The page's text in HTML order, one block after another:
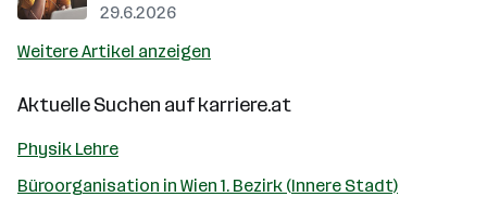
29.6.2026
Weitere Artikel anzeigen
Aktuelle Suchen aufkarriere.at
Physik Lehre
Büroorganisation in Wien 1. Bezirk (Innere Stadt)